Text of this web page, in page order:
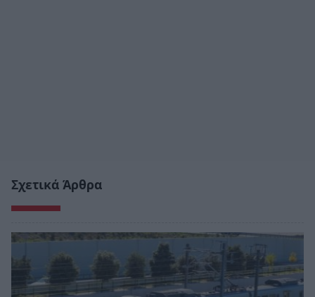
Σχετικά Άρθρα